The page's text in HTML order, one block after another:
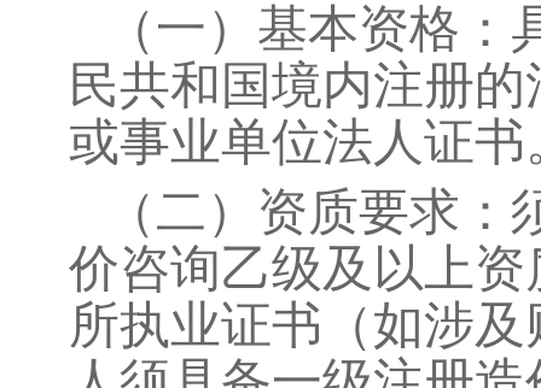
（一） 基本资格：
民共和国境内注册
或事业单位法人证书
（二） 资质要求：
价咨询乙级及以上
所执业证书（如涉